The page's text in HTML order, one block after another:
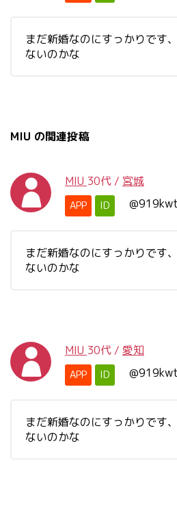
まだ新婚なのにすっかりです
ないのかな
MIU の関連投稿
MIU 30代 / 宮城
APP ID
まだ新婚なのにすっかりです
ないのかな
MIU 30代 / 愛知
APP ID
まだ新婚なのにすっかりです
ないのかな